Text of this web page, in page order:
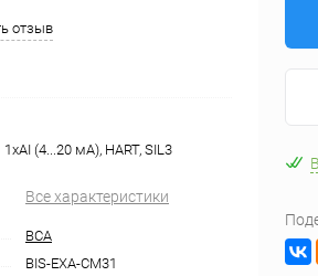
отзыв
(4...20 мА), HART, SIL3
Все характеристики
ВСА
BIS-EXA-CM31